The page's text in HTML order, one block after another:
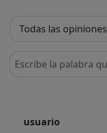
Busca en opiniones
usuario